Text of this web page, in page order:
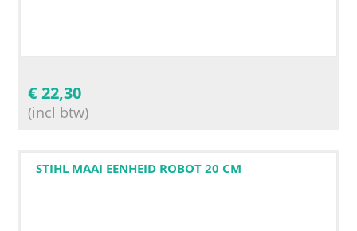
€ 22,30
(incl btw)
STIHL MAAI EENHEID ROBOT 20 CM